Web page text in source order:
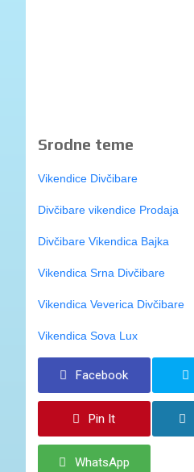
Srodne teme
Vikendice Divčibare
Divčibare vikendice Prodaja
Divčibare Vikendica Bajka
Vikendica Srna Divčibare
Vikendica Veverica Divčibare
Vikendica Sova Lux
Facebook
Pin It
WhatsApp